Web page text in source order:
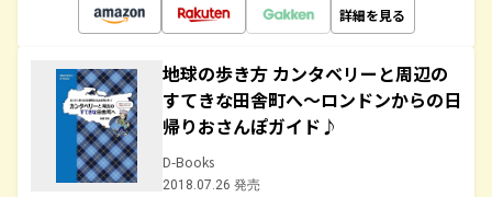
詳細を見る
地球の歩き方 カンタベリーと周辺の
すてきな田舎町へ～ロンドンからの日
帰りおさんぽガイド♪
D-Books
2018.07.26 発売